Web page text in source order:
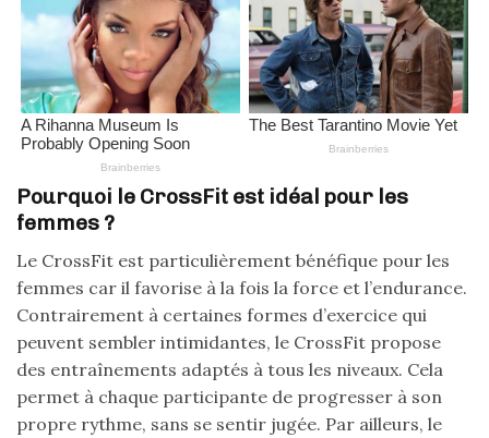
Pourquoi le CrossFit est idéal pour les
femmes ?
Le CrossFit est particulièrement bénéfique pour les
femmes car il favorise à la fois la force et l’endurance.
Contrairement à certaines formes d’exercice qui
peuvent sembler intimidantes, le CrossFit propose
des entraînements adaptés à tous les niveaux. Cela
permet à chaque participante de progresser à son
propre rythme, sans se sentir jugée. Par ailleurs, le